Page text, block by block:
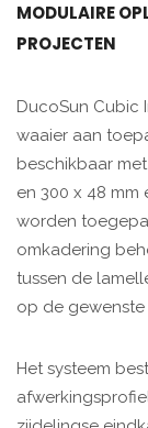
MODULAIRE
PROJECTEN
DucoSun Cubic
waaier aan
beschikbaar
en 300 x 48
worden
omkadering
tussen de
op de
Het systeem